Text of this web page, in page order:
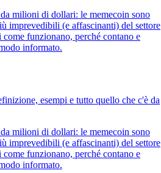
milioni di dollari: le memecoin sono
imprevedibili (e affascinanti) del settore
funzionano, perché contano e
informato.
esempi e tutto quello che c'è da
milioni di dollari: le memecoin sono
imprevedibili (e affascinanti) del settore
funzionano, perché contano e
informato.